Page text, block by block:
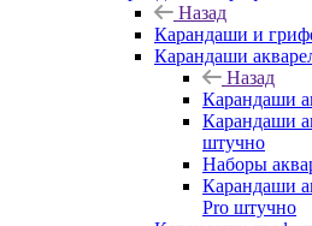
Назад
Карандаши и
Карандаши
Назад
Карандаши
Карандаши
штучно
Наборы
Карандаши
Pro штучно